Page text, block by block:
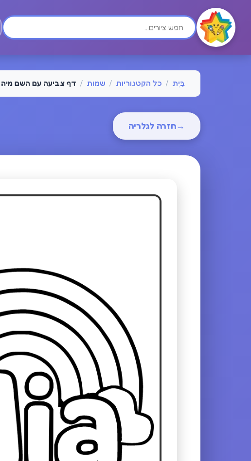
בַּיִת / כל הקטגוריות / שמות / דף צביעה עם השם מיה
→חזרה לגלריה